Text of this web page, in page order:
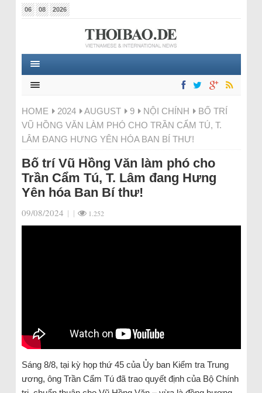
06 08 2026
HOME 2024 AUGUST 9 NỘI CHÍNH
BỐ TRÍ
VŨ HỒNG VĂN LÀM PHÓ CHO TRẦN CẨM TÚ, T.
LÂM ĐANG HƯNG YÊN HÓA BAN BÍ THƯ!
Bố trí Vũ Hồng Văn làm phó cho
Trần Cẩm Tú, T. Lâm đang Hưng
Yên hóa Ban Bí thư!
09/08/2024 | | 1.252
Sáng 8/8, tại kỳ họp thứ 45 của Ủy ban Kiểm tra Trung
ương, ông Trần Cẩm Tú đã trao quyết định của Bộ Chính